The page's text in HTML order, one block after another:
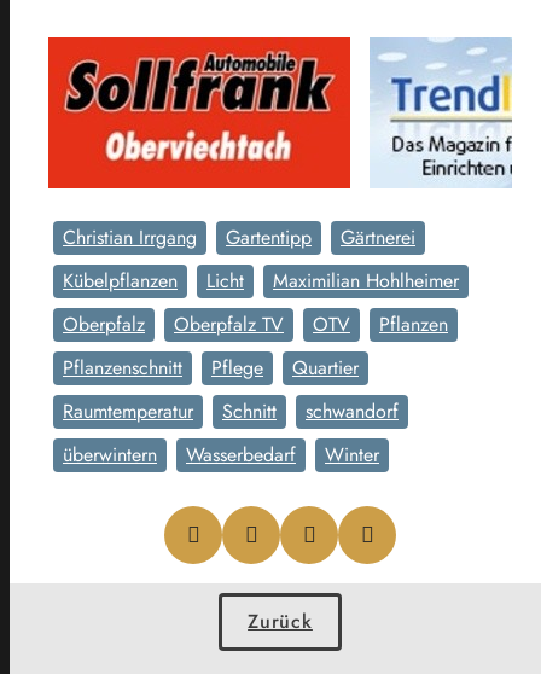
Christian Irrgang Gartentipp
Gärtnerei
Kübelpflanzen
Licht
Maximilian Hohlheimer
Oberpfalz
Oberpfalz TV OTV
Pflanzen
Pflanzenschnitt
Pflege
Quartier
Raumtemperatur
Schnitt
schwandorf
überwintern
Wasserbedarf Winter
Zurück